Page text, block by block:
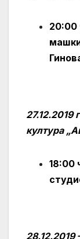
20:00
27.12.2019
култура
18:00
28.12.2019